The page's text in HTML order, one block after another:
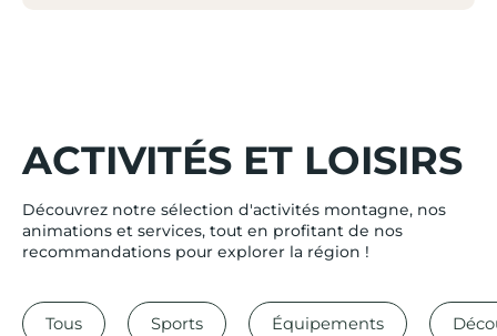
ACTIVITÉS ET LOISIRS
Découvrez notre sélection d'activités montagne, nos
animations et services, tout en profitant de nos
recommandations pour explorer la région !
Tous Sports Équipements